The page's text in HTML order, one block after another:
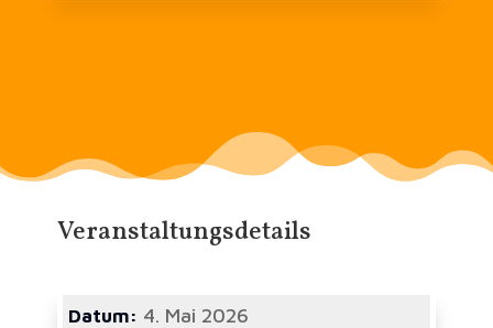
Veranstaltungsdetails
Datum: 4. Mai 2026